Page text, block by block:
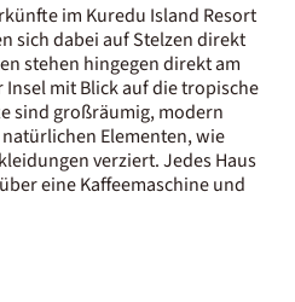
im Kuredu Island Resort
sich dabei auf Stelzen direkt
stehen hingegen direkt am
mit Blick auf die tropische
sind großräumig, modern
Elementen, wie
verziert. Jedes Haus
eine Kaffeemaschine und